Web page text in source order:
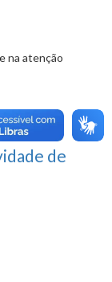
na atenção
de